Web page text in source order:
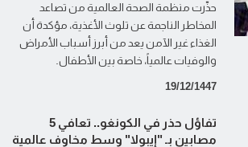
حذّرت منظمة الصحة العالمية من تصاعد
المخاطر الناجمة عن تلوث الأغذية، مؤكدة أن
الغذاء غير الآمن يعد من أبرز أسباب الأمراض
والوفيات عالمياً، خاصة بين الأطفال.
19/12/1447
تفاؤل حذر في الكونغو.. تعافي 5
مصابين بـ "إيبولا" وسط مخاوف عالمية